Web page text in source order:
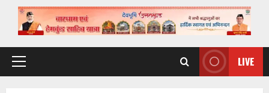
Primary
LIVE